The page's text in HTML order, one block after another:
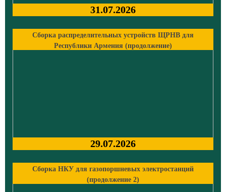
31.07.2026
Сборка распределительных устройств ЩРНВ для
Республики Армения (продолжение)
29.07.2026
Сборка НКУ для газопоршневых электростанций
(продолжение 2)